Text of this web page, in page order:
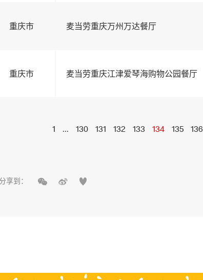
重庆市 麦当劳重庆万州万达餐厅
重庆市 麦当劳重庆江津爱琴海购物公园餐厅
1 ... 130 131 132 133 134 135 136
分享到：   